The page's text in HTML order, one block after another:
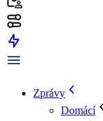
Zprávy
Domácí